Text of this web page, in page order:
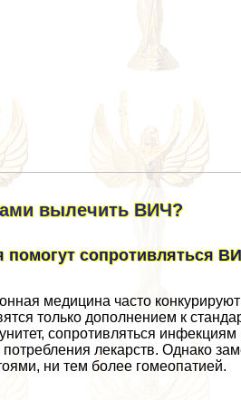
вылечить ВИЧ?
помогут сопротивляться
медицина часто
только дополнением к
сопротивляться инфекциям
лекарств. Однако
ни тем более гомеопатией.